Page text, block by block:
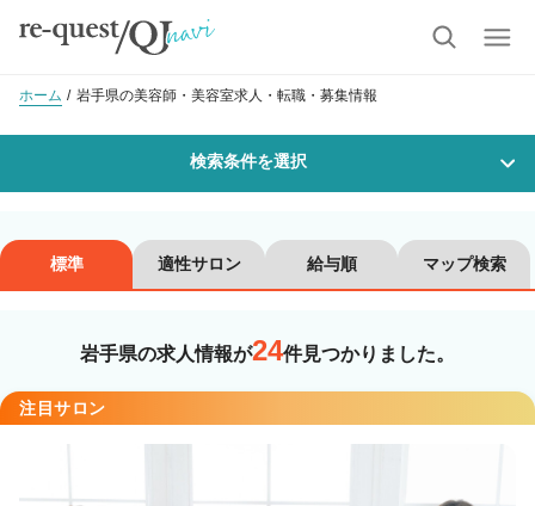
ホーム 岩手県の美容師・美容室求人・転職・募集情報
検索条件を選択
沿線・駅を選択 市区町村を選択
職種・技能ランク
標準 適性サロン 給与順 マップ検索
岩手県の求人情報が24件見つかりました。
注目サロン